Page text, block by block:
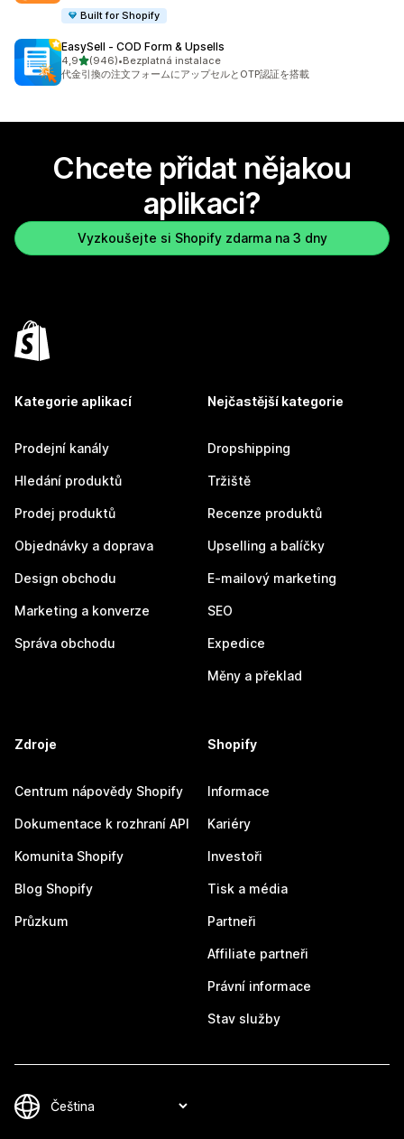
Built for Shopify
EasySell ‑ COD Form & Upsells
4,9z 5 hvězd
(946)
Celkový počet recenzí: 946
•Bezplatná instalace
代金引換の注文フォームにアップセルとOTP認証を搭載
Chcete přidat nějakou
aplikaci?
Vyzkoušejte si Shopify zdarma na 3 dny
Kategorie aplikací
Prodejní kanály
Hledání produktů
Prodej produktů
Objednávky a doprava
Design obchodu
Marketing a konverze
Správa obchodu
Nejčastější kategorie
Dropshipping
Tržiště
Recenze produktů
Upselling a balíčky
E-mailový marketing
SEO
Expedice
Měny a překlad
Zdroje
Centrum nápovědy Shopify
Dokumentace k rozhraní API
Komunita Shopify
Blog Shopify
Průzkum
Shopify
Informace
Kariéry
Investoři
Tisk a média
Partneři
Affiliate partneři
Právní informace
Stav služby